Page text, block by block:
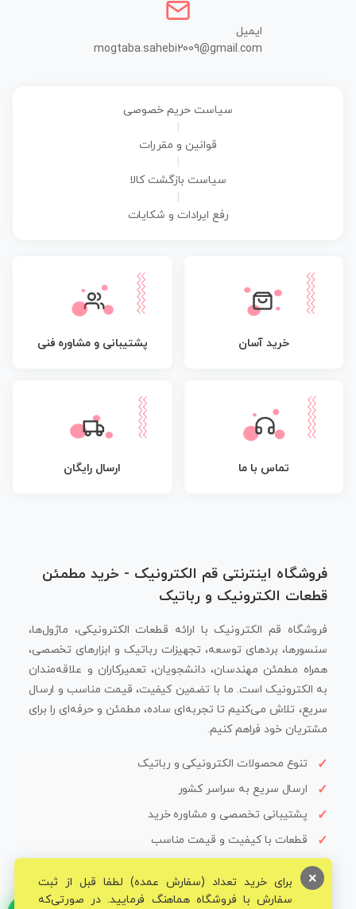
ایمیل
mogtaba.sahebi2009@gmail.com
سیاست حریم خصوصی
قوانین و مقررات
سیاست بازگشت کالا
رفع ایرادات و شکایات
خرید آسان پشتیبانی و مشاوره فنی
تماس با ما ارسال رایگان
فروشگاه اینترنتی قم الکترونیک - خرید مطمئن
قطعات الکترونیک و رباتیک
فروشگاه قم الکترونیک با ارائه قطعات الکترونیکی، ماژول‌ها،
سنسورها، بردهای توسعه، تجهیزات رباتیک و ابزارهای تخصصی،
همراه مطمئن مهندسان، دانشجویان، تعمیرکاران و علاقه‌مندان
به الکترونیک است. ما با تضمین کیفیت، قیمت مناسب و ارسال
سریع، تلاش می‌کنیم تا تجربه‌ای ساده، مطمئن و حرفه‌ای را برای
مشتریان خود فراهم کنیم.
تنوع محصولات الکترونیکی و رباتیک
ارسال سریع به سراسر کشور
پشتیبانی تخصصی و مشاوره خرید
قطعات با کیفیت و قیمت مناسب
برای خرید تعداد (سفارش عمده) لطفا قبل از ثبت
سفارش با فروشگاه هماهنگ فرمایید. در صورتی‌که
×